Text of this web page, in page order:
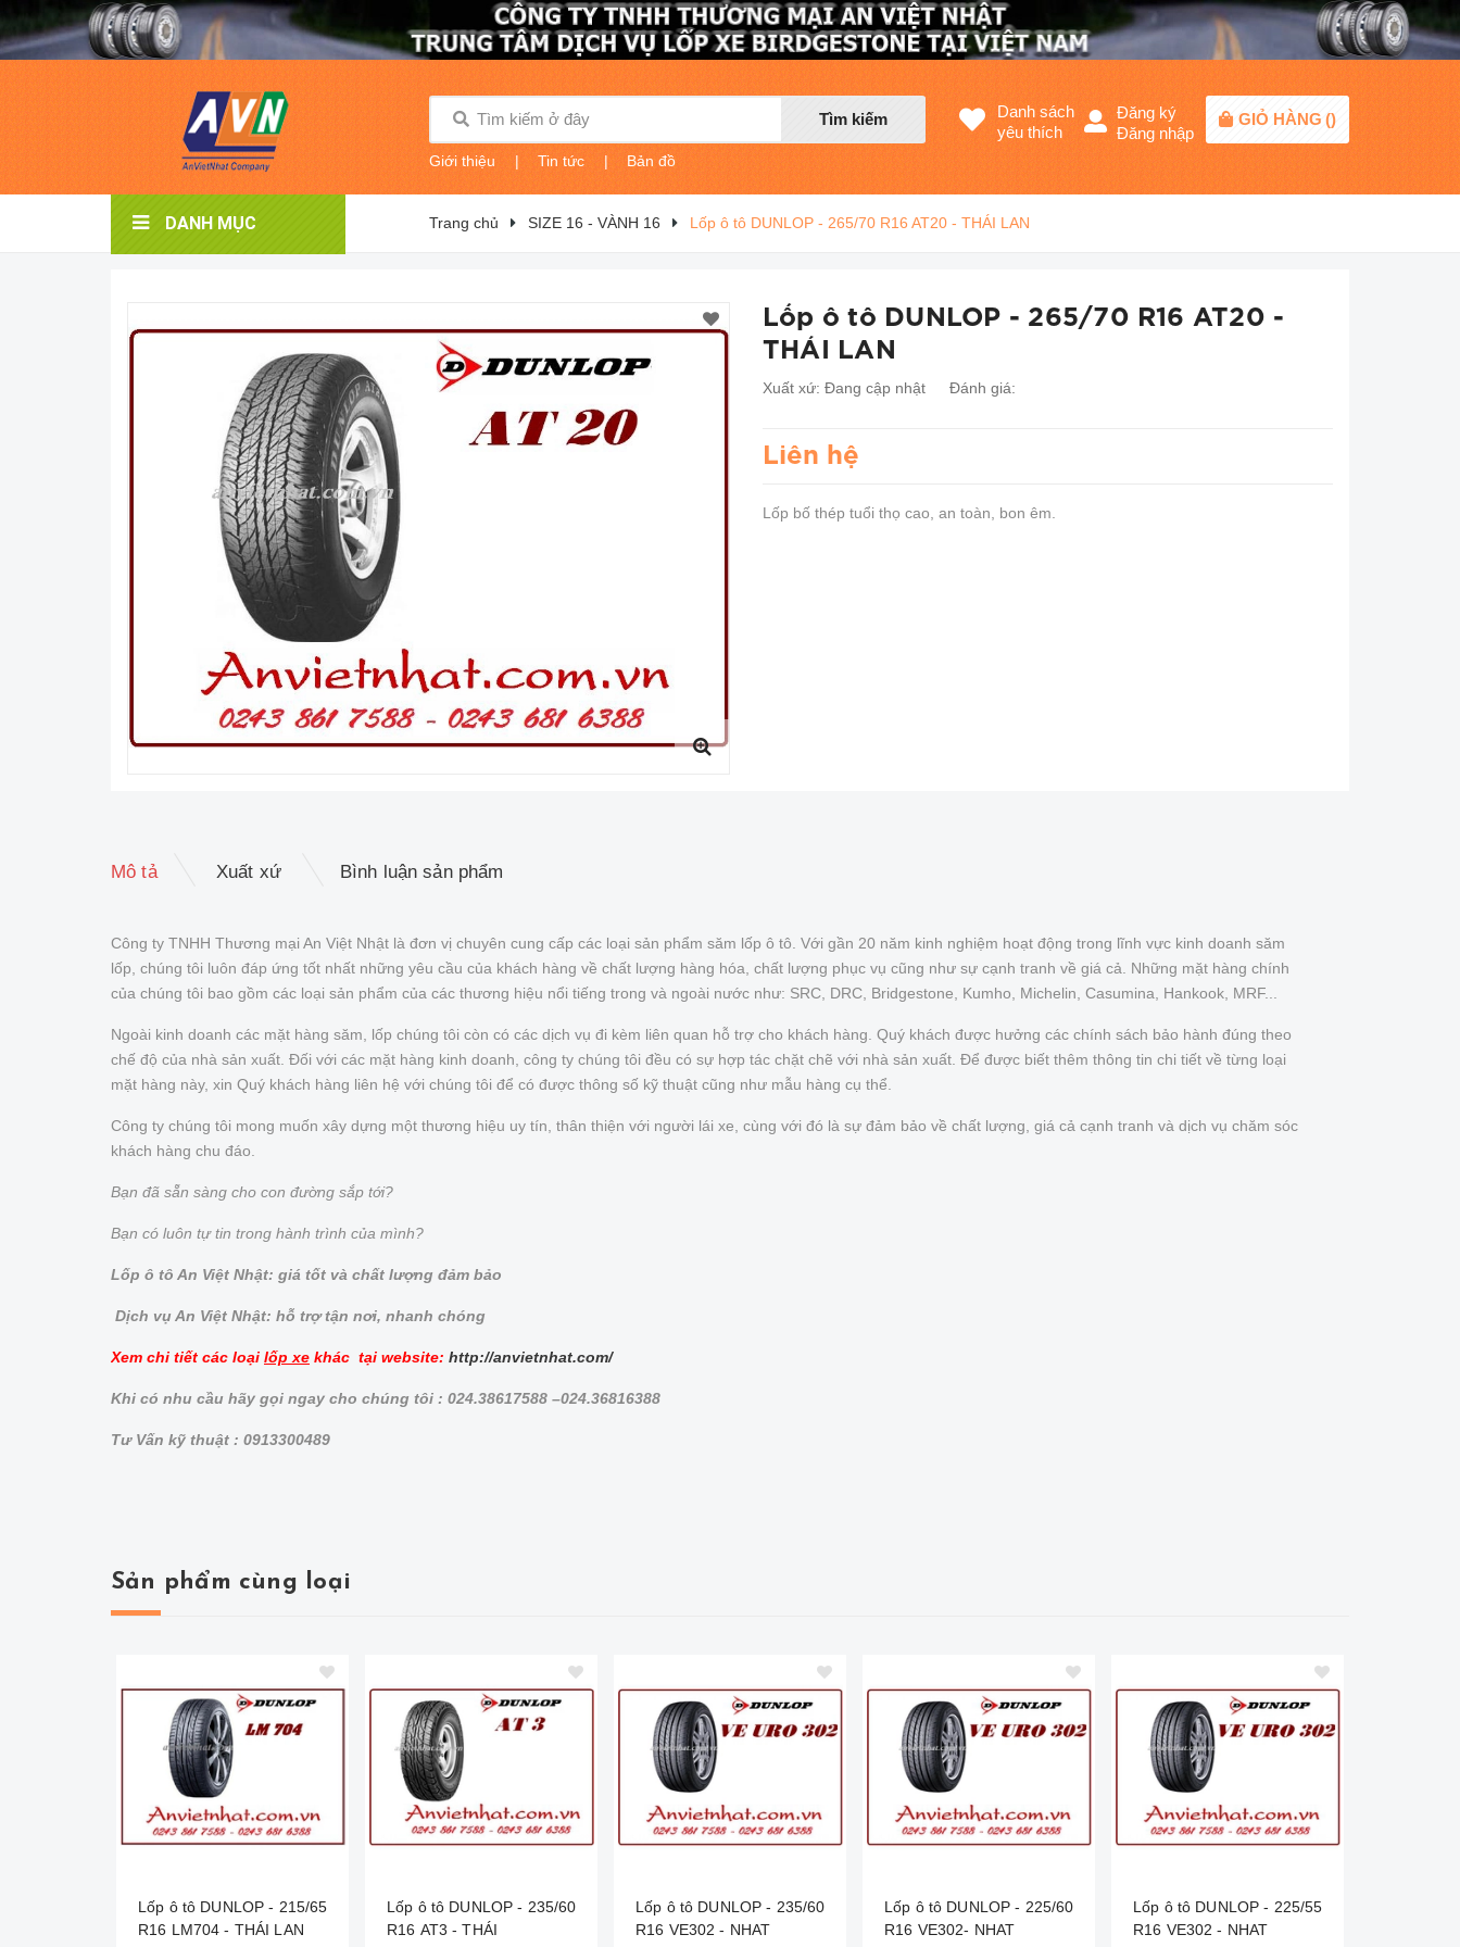
Tìm kiếm
Giới thiệu | Tin tức | Bản đồ
Danh sách
yêu thích
Đăng ký
Đăng nhập
GIỎ HÀNG ()
DANH MỤC Trang chủ SIZE 16 - VÀNH 16 Lốp ô tô DUNLOP - 265/70 R16 AT20 - THÁI LAN
Lốp ô tô DUNLOP - 265/70 R16 AT20 -
THÁI LAN
Xuất xứ: Đang cập nhật Đánh giá:
Liên hệ
Lốp bố thép tuổi thọ cao, an toàn, bon êm.
Mô tả Xuất xứ Bình luận sản phẩm
Công ty TNHH Thương mại An Việt Nhật là đơn vị chuyên cung cấp các loại sản phẩm săm lốp ô tô. Với gần 20 năm kinh nghiệm hoạt động trong lĩnh vực kinh doanh săm
lốp, chúng tôi luôn đáp ứng tốt nhất những yêu cầu của khách hàng về chất lượng hàng hóa, chất lượng phục vụ cũng như sự cạnh tranh về giá cả. Những mặt hàng chính
của chúng tôi bao gồm các loại sản phẩm của các thương hiệu nổi tiếng trong và ngoài nước như: SRC, DRC, Bridgestone, Kumho, Michelin, Casumina, Hankook, MRF...
Ngoài kinh doanh các mặt hàng săm, lốp chúng tôi còn có các dịch vụ đi kèm liên quan hỗ trợ cho khách hàng. Quý khách được hưởng các chính sách bảo hành đúng theo
chế độ của nhà sản xuất. Đối với các mặt hàng kinh doanh, công ty chúng tôi đều có sự hợp tác chặt chẽ với nhà sản xuất. Để được biết thêm thông tin chi tiết về từng loại
mặt hàng này, xin Quý khách hàng liên hệ với chúng tôi để có được thông số kỹ thuật cũng như mẫu hàng cụ thể.
Công ty chúng tôi mong muốn xây dựng một thương hiệu uy tín, thân thiện với người lái xe, cùng với đó là sự đảm bảo về chất lượng, giá cả cạnh tranh và dịch vụ chăm sóc
khách hàng chu đáo.
Bạn đã sẵn sàng cho con đường sắp tới?
Bạn có luôn tự tin trong hành trình của mình?
Lốp ô tô An Việt Nhật: giá tốt và chất lượng đảm bảo
Dịch vụ An Việt Nhật: hỗ trợ tận nơi, nhanh chóng
Xem chi tiết các loại lốp xe khác tại website: http://anvietnhat.com/
Khi có nhu cầu hãy gọi ngay cho chúng tôi : 024.38617588 –024.36816388
Tư Vấn kỹ thuật : 0913300489
Sản phẩm cùng loại
Lốp ô tô DUNLOP - 215/65
R16 LM704 - THÁI LAN
Lốp ô tô DUNLOP - 235/60
R16 AT3 - THÁI
Lốp ô tô DUNLOP - 235/60
R16 VE302 - NHAT
Lốp ô tô DUNLOP - 225/60
R16 VE302- NHAT
Lốp ô tô DUNLOP - 225/55
R16 VE302 - NHAT